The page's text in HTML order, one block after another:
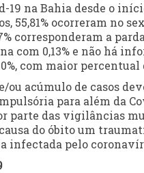
19 na Bahia desde o
55,81% ocorreram no
corresponderam a
com 0,13% e não há
com maior
acúmulo de casos
para além da
parte das vigilâncias
do óbito um
infectada pelo